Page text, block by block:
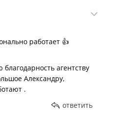
работает 👍
агентству
Александру,
.
ответить